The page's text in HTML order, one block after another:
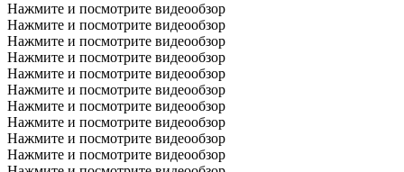
Нажмите и посмотрите видеообзор
Нажмите и посмотрите видеообзор
Нажмите и посмотрите видеообзор
Нажмите и посмотрите видеообзор
Нажмите и посмотрите видеообзор
Нажмите и посмотрите видеообзор
Нажмите и посмотрите видеообзор
Нажмите и посмотрите видеообзор
Нажмите и посмотрите видеообзор
Нажмите и посмотрите видеообзор